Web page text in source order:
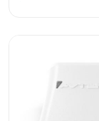
PTE1T51